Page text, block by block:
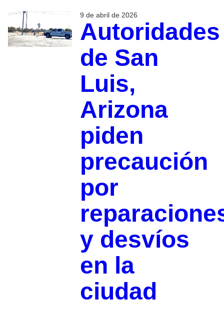
9 de abril de 2026
Autoridades
de San
Luis,
Arizona
piden
precaución
por
y desvíos
en la
ciudad